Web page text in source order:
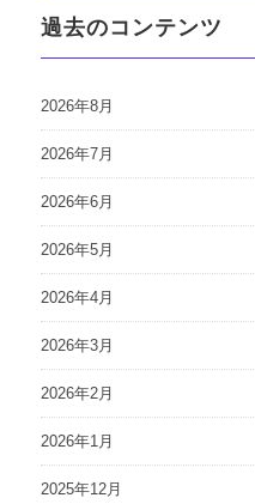
過去のコンテンツ
2026年8月
2026年7月
2026年6月
2026年5月
2026年4月
2026年3月
2026年2月
2026年1月
2025年12月